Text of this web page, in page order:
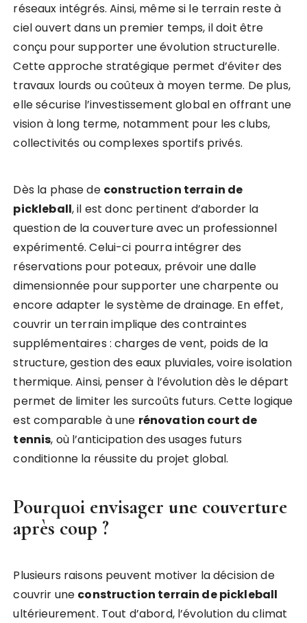
réseaux intégrés. Ainsi, même si le terrain reste à
ciel ouvert dans un premier temps, il doit être
conçu pour supporter une évolution structurelle.
Cette approche stratégique permet d’éviter des
travaux lourds ou coûteux à moyen terme. De plus,
elle sécurise l’investissement global en offrant une
vision à long terme, notamment pour les clubs,
collectivités ou complexes sportifs privés.
Dès la phase de construction terrain de
pickleball, il est donc pertinent d’aborder la
question de la couverture avec un professionnel
expérimenté. Celui-ci pourra intégrer des
réservations pour poteaux, prévoir une dalle
dimensionnée pour supporter une charpente ou
encore adapter le système de drainage. En effet,
couvrir un terrain implique des contraintes
supplémentaires : charges de vent, poids de la
structure, gestion des eaux pluviales, voire isolation
thermique. Ainsi, penser à l’évolution dès le départ
permet de limiter les surcoûts futurs. Cette logique
est comparable à une rénovation court de
tennis, où l’anticipation des usages futurs
conditionne la réussite du projet global.
Pourquoi envisager une couverture
après coup ?
Plusieurs raisons peuvent motiver la décision de
couvrir une construction terrain de pickleball
ultérieurement. Tout d’abord, l’évolution du climat